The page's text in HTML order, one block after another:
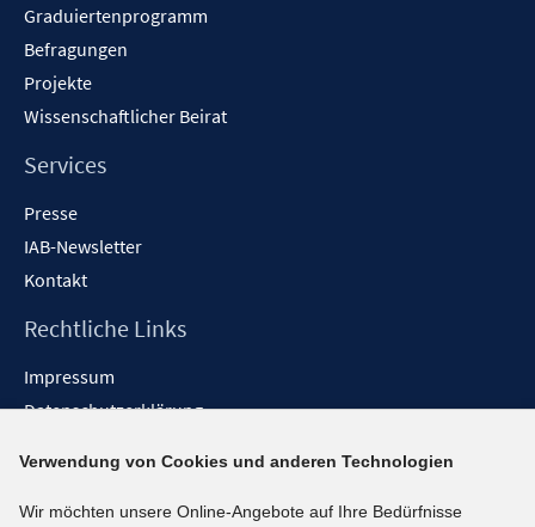
Graduiertenprogramm
Befragungen
Projekte
Wissenschaftlicher Beirat
Services
Presse
IAB-Newsletter
Kontakt
Rechtliche Links
Impressum
Datenschutzerklärung
Barrieren melden
Verwendung von Cookies und anderen Technologien
Wir möchten unsere Online-Angebote auf Ihre Bedürfnisse